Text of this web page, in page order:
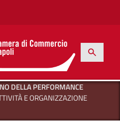
D'ITALIA
Cerca
h
DELLA PERFORMANCE
E ORGANIZZAZIONE